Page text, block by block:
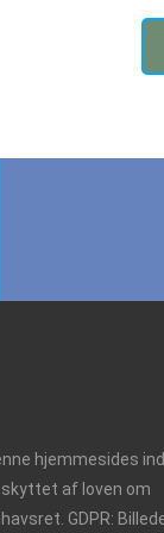
hjemmesides
af loven om
GDPR: